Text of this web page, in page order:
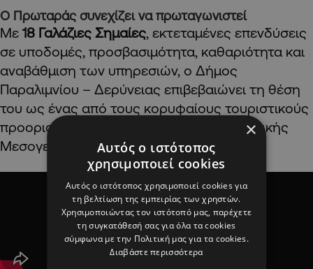
Ο Πρωταράς συνεχίζει να πρωταγωνιστεί
Με 18 Γαλάζιες Σημαίες , εκτεταμένες επενδύσεις
σε υποδομές, προσβασιμότητα, καθαριότητα και
αναβάθμιση των υπηρεσιών, ο Δήμος
Παραλιμνίου – Δερύνειας επιβεβαιώνει τη θέση
του ως ένας από τους κορυφαίους τουριστικούς
προορισμούς της Κύπρου και της Ανατολικής
Μεσογείου.
×
Αυτός ο ιστότοπος
χρησιμοποιεί cookies
Αυτός ο ιστότοπος χρησιμοποιεί cookies για
τη βελτίωση της εμπειρίας των χρηστών.
Χρησιμοποιώντας τον ιστότοπό μας, παρέχετε
τη συγκατάθεσή σας για όλα τα cookies
σύμφωνα με την Πολιτική μας για τα cookies.
Διαβάστε περισσότερα